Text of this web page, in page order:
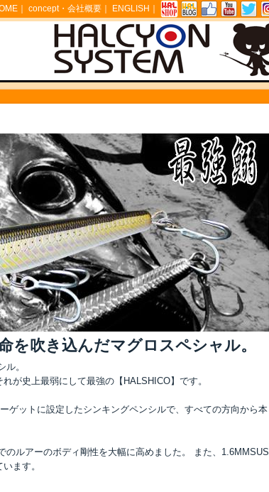
｜ concept・会社概要 ｜ ENGLISH ｜
を吹き込んだマグロスペシャル。
。
が史上最弱にして最強の【HALSHICO】です。
ゲットに設定したシンキングペンシルで、すべての方向から本
ルアーのボディ剛性を大幅に高めました。 また、1.6MMSUS
ます。